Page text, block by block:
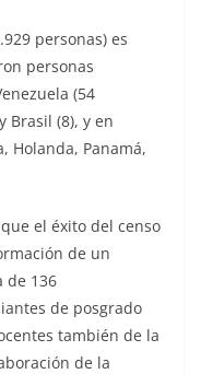
personas) es
personas
(54
Brasil (8), y en
Holanda, Panamá,
el éxito del censo
de un
de 136
de posgrado
también de la
de la